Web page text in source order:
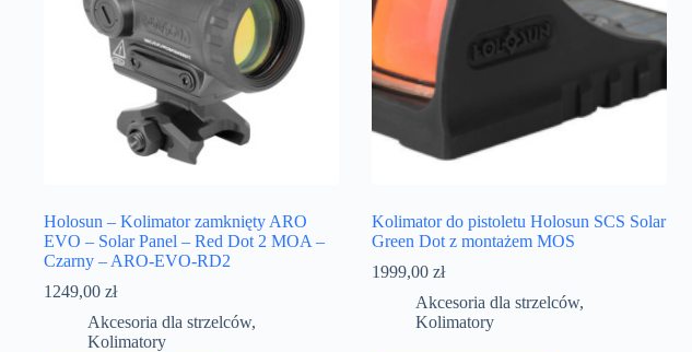
Holosun – Kolimator zamknięty ARO
EVO – Solar Panel – Red Dot 2 MOA –
Czarny – ARO-EVO-RD2
1249,00 zł
Akcesoria dla strzelców,
Kolimatory
Kolimator do pistoletu Holosun SCS Solar
Green Dot z montażem MOS
1999,00 zł
Akcesoria dla strzelców,
Kolimatory